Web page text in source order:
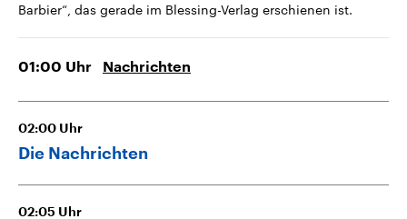
Barbier“, das gerade im Blessing-Verlag erschienen ist.
01:00 Uhr Nachrichten
02:00 Uhr
Die Nachrichten
02:05 Uhr